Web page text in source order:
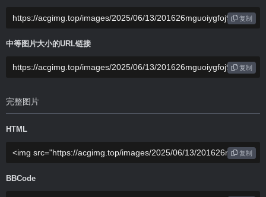
复制
中等图片大小的URL链接
复制
完整图片
HTML
复制
BBCode